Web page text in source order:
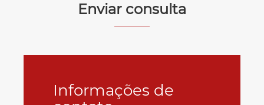
Enviar consulta
Informações de